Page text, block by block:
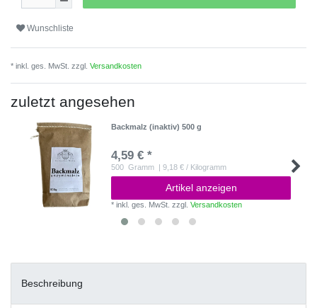
Wunschliste
* inkl. ges. MwSt. zzgl. Versandkosten
zuletzt angesehen
Backmalz (inaktiv) 500 g
4,59 € *
500 Gramm | 9,18 € / Kilogramm
Artikel anzeigen
*inkl. ges. MwSt. zzgl.Versandkosten
Beschreibung